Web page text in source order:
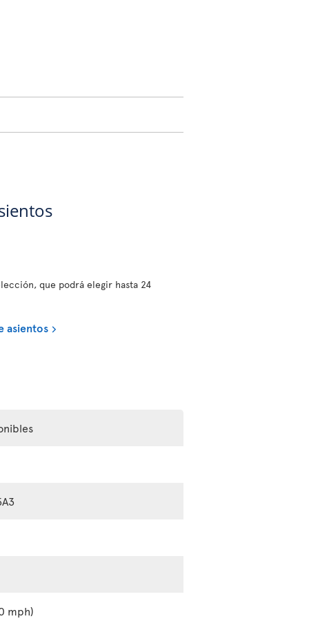
que podrá elegir hasta 24
asientos
mph)